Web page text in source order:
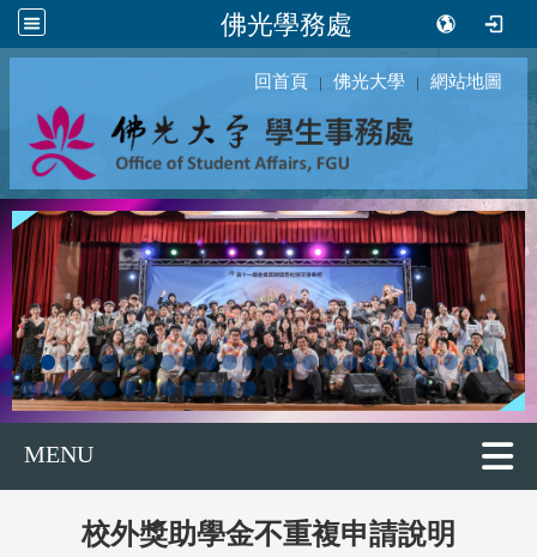
佛光學務處
回首頁 ｜ 佛光大學 ｜ 網站地圖
MENU
校外獎助學金不重複申請說明